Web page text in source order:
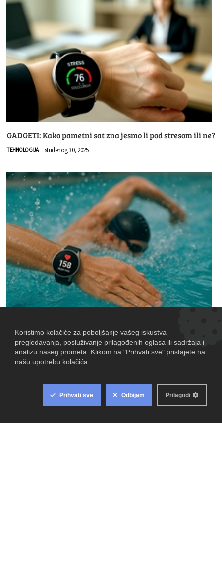
GADGETI: Kako pametni sat zna jesmo li pod stresom ili ne?
TEHNOLOGIJA - studenog 30, 2025
otkucaje srca?
TEHNOLOGIJA - studenog 23, 2025